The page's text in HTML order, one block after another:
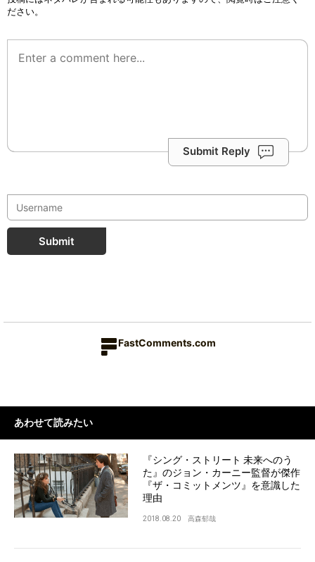
ださい。
Submit Reply
Submit
FastComments.com
あわせて読みたい
『シング・ストリート 未来へのう
た』のジョン・カーニー監督が傑作
『ザ・コミットメンツ』を意識した
理由
2018.08.20 高森郁哉